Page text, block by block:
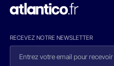
RECEVEZ NOTRE NEWSLETTER